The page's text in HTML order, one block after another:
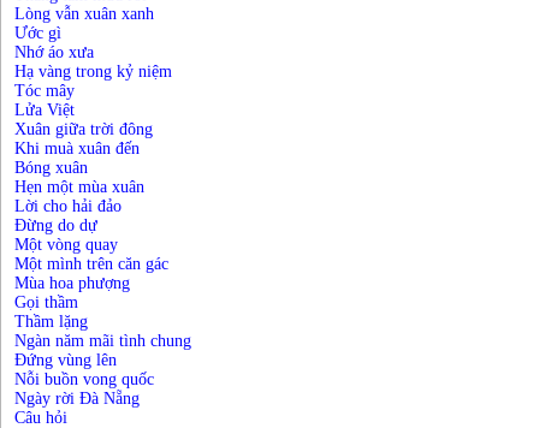
Lòng vẫn xuân xanh
Ước gì
Nhớ áo xưa
Hạ vàng trong kỷ niệm
Tóc mây
Lửa Việt
Xuân giữa trời đông
Khi muà xuân đến
Bóng xuân
Hẹn một mùa xuân
Lời cho hải đảo
Đừng do dự
Một vòng quay
Một mình trên căn gác
Mùa hoa phượng
Gọi thầm
Thầm lặng
Ngàn năm mãi tình chung
Đứng vùng lên
Nỗi buồn vong quốc
Ngày rời Đà Nẵng
Câu hỏi